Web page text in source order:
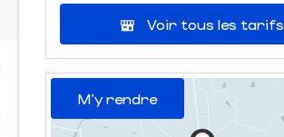
Voir tous les tarifs
M'y rendre